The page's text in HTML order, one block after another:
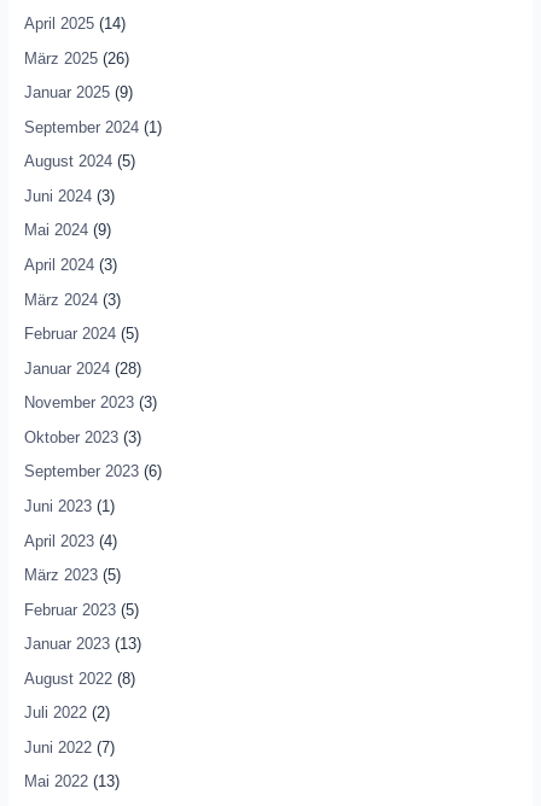
April 2025(14)
März 2025(26)
Januar 2025(9)
September 2024(1)
August 2024(5)
Juni 2024(3)
Mai 2024(9)
April 2024(3)
März 2024(3)
Februar 2024(5)
Januar 2024(28)
November 2023(3)
Oktober 2023(3)
September 2023(6)
Juni 2023(1)
April 2023(4)
März 2023(5)
Februar 2023(5)
Januar 2023(13)
August 2022(8)
Juli 2022(2)
Juni 2022(7)
Mai 2022(13)